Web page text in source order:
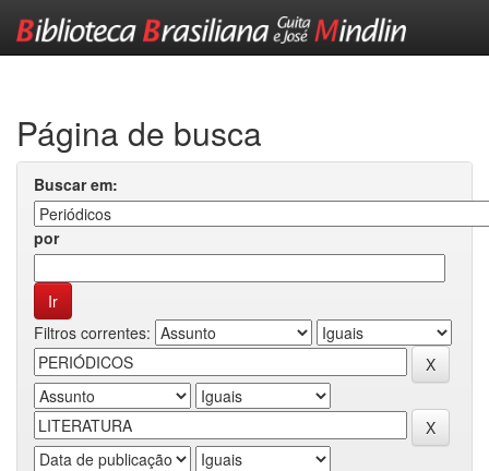
Página de busca
Buscar em:
por
Filtros correntes: